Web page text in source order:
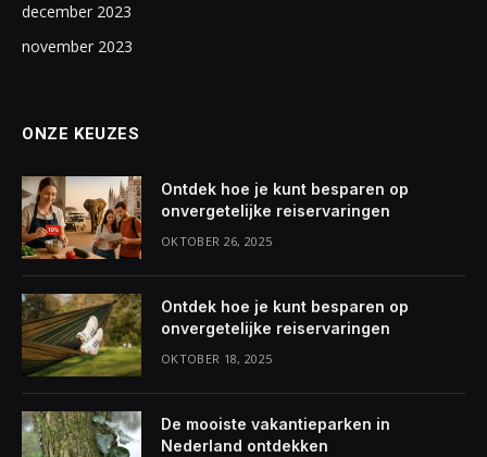
december 2023
november 2023
ONZE KEUZES
Ontdek hoe je kunt besparen op
onvergetelijke reiservaringen
OKTOBER 26, 2025
Ontdek hoe je kunt besparen op
onvergetelijke reiservaringen
OKTOBER 18, 2025
De mooiste vakantieparken in
Nederland ontdekken